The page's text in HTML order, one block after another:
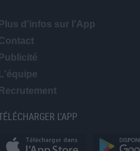
d'infos sur l'App
L'APP